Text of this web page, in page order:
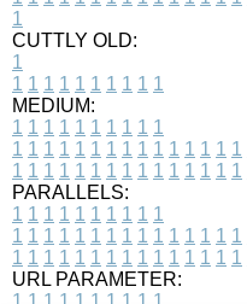
1
CUTTLY OLD:
1
1 1 1 1 1 1 1 1 1 1
MEDIUM:
1 1 1 1 1 1 1 1 1 1
1 1 1 1 1 1 1 1 1 1 1 1 1 1 1
1 1 1 1 1 1 1 1 1 1 1 1 1 1 1
PARALLELS:
1 1 1 1 1 1 1 1 1 1
1 1 1 1 1 1 1 1 1 1 1 1 1 1 1
1 1 1 1 1 1 1 1 1 1 1 1 1 1 1
URL PARAMETER: